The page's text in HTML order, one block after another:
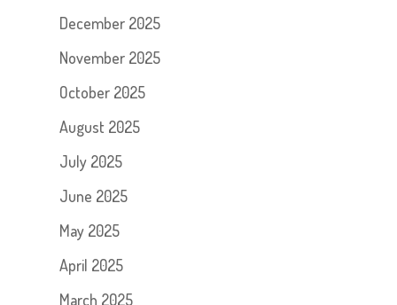
December 2025
November 2025
October 2025
August 2025
July 2025
June 2025
May 2025
April 2025
March 2025